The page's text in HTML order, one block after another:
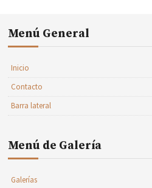
Menú General
Inicio
Contacto
Barra lateral
Menú de Galería
Galerías